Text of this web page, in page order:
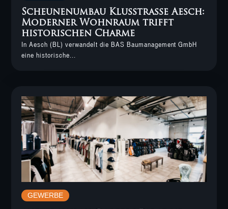
Scheunenumbau Klusstrasse Aesch:
Moderner Wohnraum trifft
historischen Charme
In Aesch (BL) verwandelt die BAS Baumanagement GmbH
eine historische...
GEWERBE